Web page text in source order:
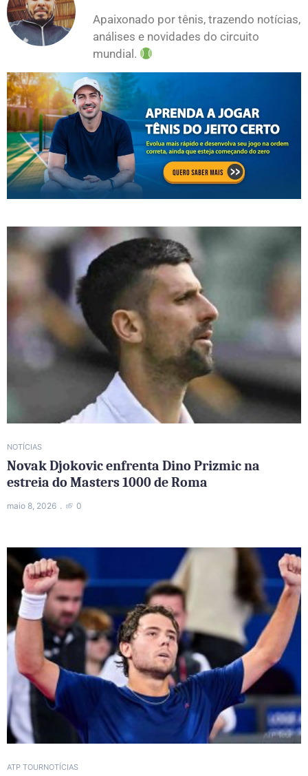
Apaixonado por tênis, trazendo notícias,
análises e novidades do circuito
mundial.
NOTÍCIAS
Novak Djokovic enfrenta Dino Prizmic na
estreia do Masters 1000 de Roma
maio 8, 2026 0
ATP TOURNOTÍCIAS